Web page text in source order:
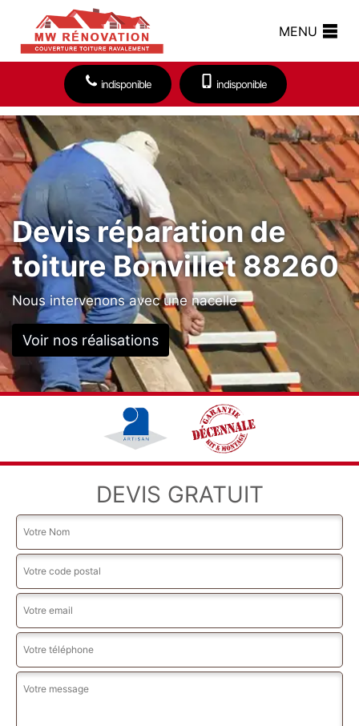
MENU
indisponible indisponible
Devis réparation de
toiture Bonvillet 88260
Nous intervenons avec une nacelle
Voir nos réalisations
DEVIS GRATUIT